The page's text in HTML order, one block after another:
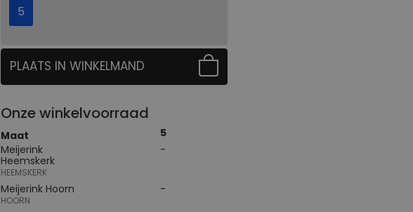
5
PLAATS IN WINKELMAND
Onze winkelvoorraad
Maat
5
Meijerink
Heemskerk
HEEMSKERK
Meijerink Hoorn
HOORN